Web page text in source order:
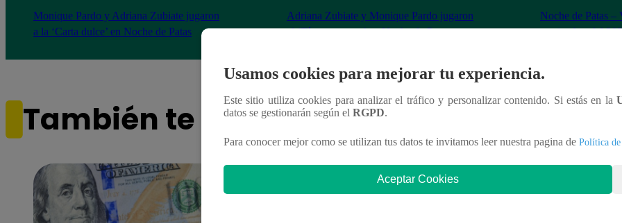
Monique Pardo y Adriana Zubiate jugaron
a la ‘Carta dulce’ en Noche de Patas
Adriana Zubiate y Monique Pardo jugaron
al ‘Tírate un paso’ en Noche de Patas
Noche de Patas –
septiembre del
También te puede interesar
Usamos cookies para mejorar tu experiencia.
Este sitio utiliza cookies para analizar el tráfico y personalizar contenido. Si estás en la
datos se gestionarán según el RGPD.
Para conocer mejor como se utilizan tus datos te invitamos leer nuestra pagina de Política
Aceptar Cookies